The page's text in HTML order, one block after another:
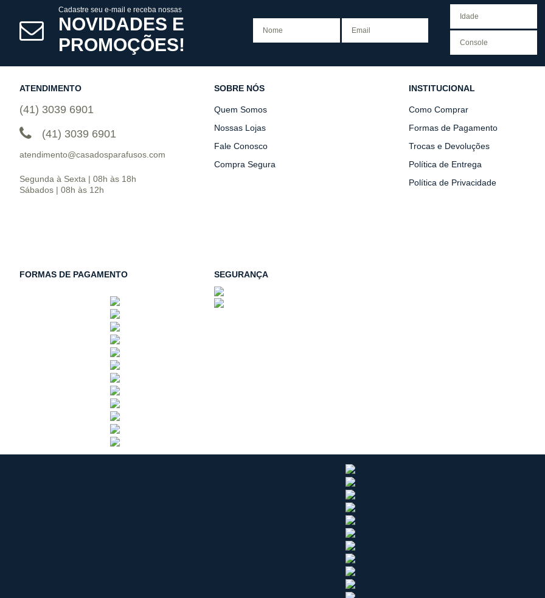
Cadastre seu e-mail e receba nossas
NOVIDADES E
PROMOÇÕES!
ATENDIMENTO
(41) 3039 6901
(41) 3039 6901
atendimento@casadosparafusos.com
Segunda à Sexta | 08h às 18h
Sábados | 08h às 12h
SOBRE NÓS
Quem Somos
Nossas Lojas
Fale Conosco
Compra Segura
INSTITUCIONAL
Como Comprar
Formas de Pagamento
Trocas e Devoluções
Política de Entrega
Política de Privacidade
FORMAS DE PAGAMENTO SEGURANÇA